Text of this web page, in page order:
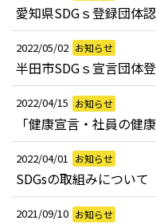
愛知県SDGｓ登録団体
2022/05/02 お知らせ
半田市SDGｓ宣言団体
2022/04/15 お知らせ
「健康宣言・社員の健
2022/04/01 お知らせ
SDGsの取組みについて
2021/09/10 お知らせ